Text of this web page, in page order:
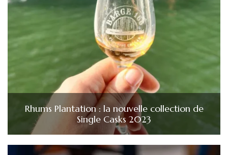
Rhums Plantation : la nouvelle collection de
Single Casks 2023